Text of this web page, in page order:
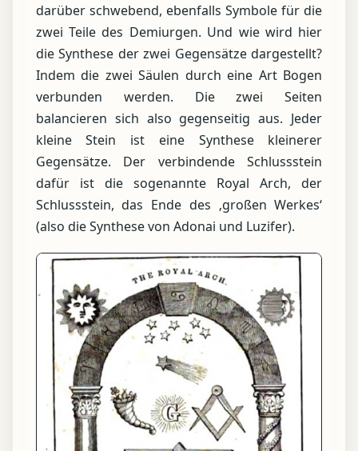
darüber schwebend, ebenfalls Symbole für die
zwei Teile des Demiurgen. Und wie wird hier
die Synthese der zwei Gegensätze dargestellt?
Indem die zwei Säulen durch eine Art Bogen
verbunden werden. Die zwei Seiten
balancieren sich also gegenseitig aus. Jeder
kleine Stein ist eine Synthese kleinerer
Gegensätze. Der verbindende Schlussstein
dafür ist die sogenannte Royal Arch, der
Schlussstein, das Ende des ‚großen Werkes‘
(also die Synthese von Adonai und Luzifer).